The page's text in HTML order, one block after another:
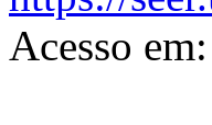
Acesso